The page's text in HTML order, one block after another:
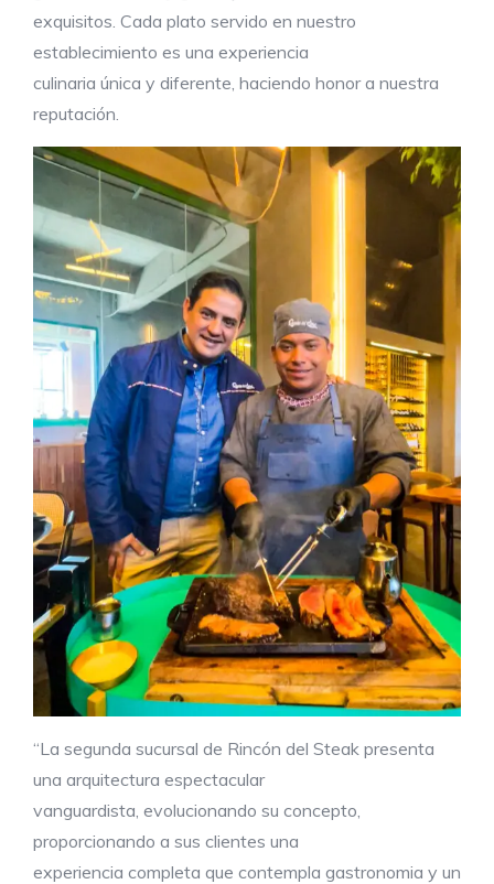
exquisitos. Cada plato servido en nuestro
establecimiento es una experiencia
culinaria única y diferente, haciendo honor a nuestra
reputación.
“La segunda sucursal de Rincón del Steak presenta
una arquitectura espectacular
vanguardista, evolucionando su concepto,
proporcionando a sus clientes una
experiencia completa que contempla gastronomia y un